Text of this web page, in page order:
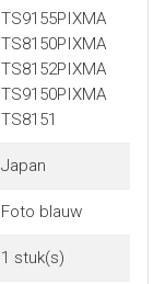
TS9155PIXMA
TS8150PIXMA
TS8152PIXMA
TS9150PIXMA
TS8151
Japan
Foto blauw
1 stuk(s)